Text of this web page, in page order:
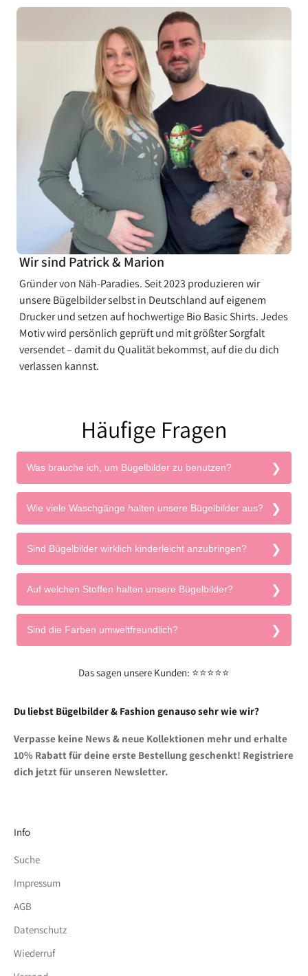
¡
Wir sind Patrick & Marion
Gründer von Näh-Paradies. Seit 2023 produzieren wir
unsere Bügelbilder selbst in Deutschland auf eigenem
Drucker und setzen auf hochwertige Bio Basic Shirts. Jedes
Motiv wird persönlich geprüft und mit größter Sorgfalt
versendet – damit du Qualität bekommst, auf die du dich
verlassen kannst.
Häufige Fragen
Was brauche ich, um Bügelbilder zu benutzen?
Wie viele Waschgänge halten unsere Bügelbilder aus?
Sind Bügelbilder wirklich kinderleicht anzubringen?
Auf welchen Stoffen halten unsere Bügelbilder?
Sind die Farben umweltfreundlich?
Das sagen unsere Kunden: ⭐⭐⭐⭐⭐
Du liebst Bügelbilder & Fashion genauso sehr wie wir?
Verpasse keine News & neue Kollektionen mehr und erhalte
10% Rabatt für deine erste Bestellung geschenkt! Registriere
dich jetzt für unseren Newsletter.
Info
Suche
Impressum
AGB
Datenschutz
Wiederruf